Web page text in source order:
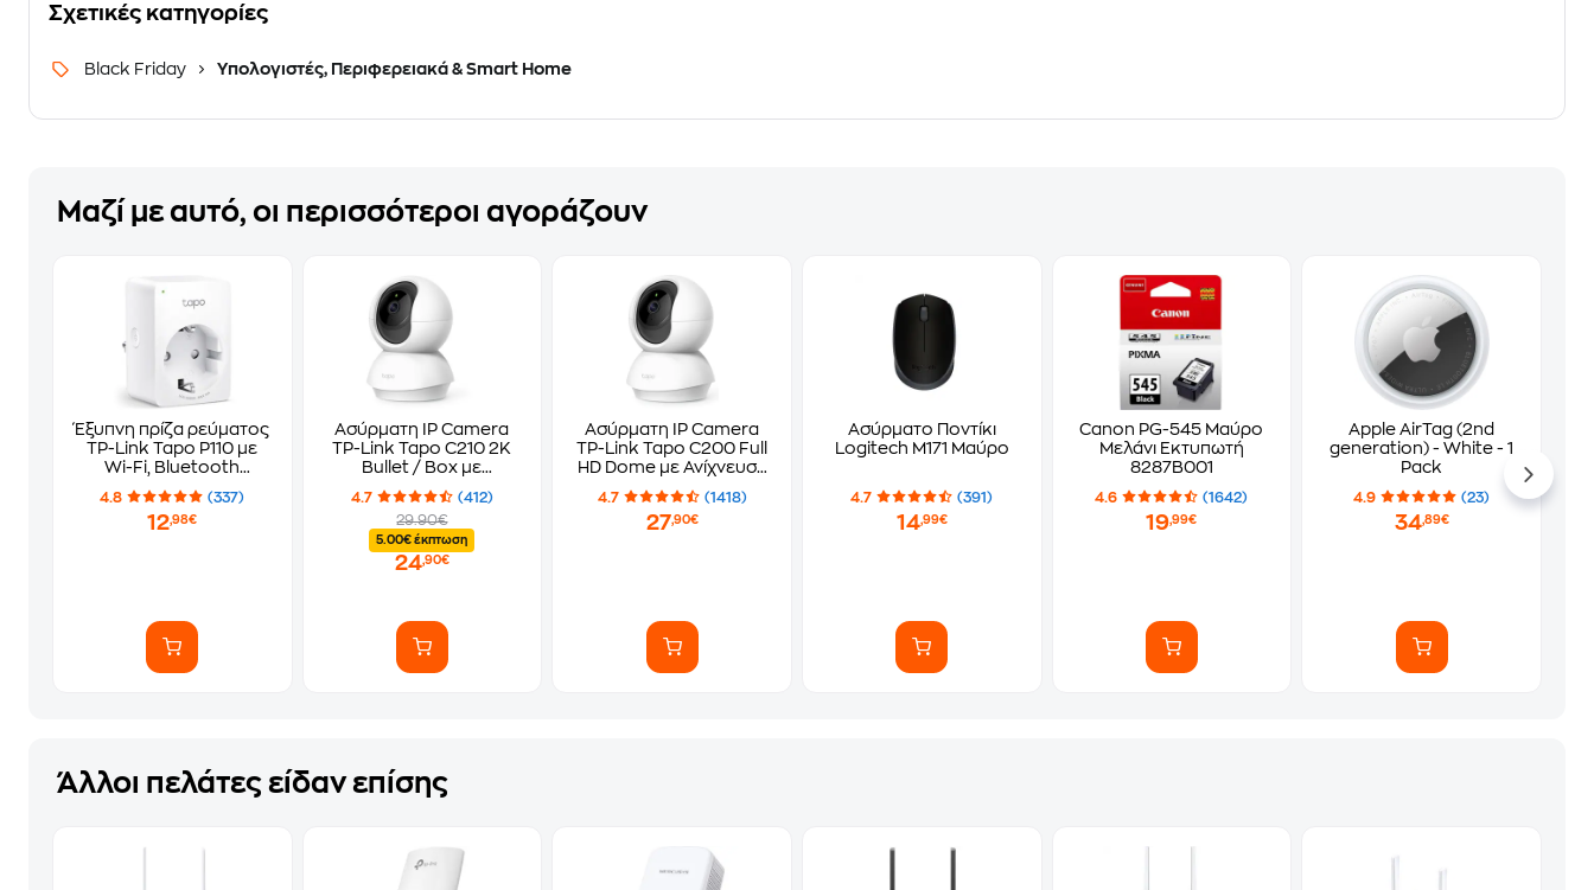
Σχετικές κατηγορίες
Black Friday Υπολογιστές, Περιφερειακά & Smart Home
Μαζί με αυτό, οι περισσότεροι αγοράζουν
Έξυπνη πρίζα ρεύματος
TP-Link Tapo P110 με
Wi-Fi, Bluetooth
4.8 (337)
12,98€
Ασύρματη IP Camera
TP-Link Tapo C210 2K
Bullet / Box με
4.7
(412)
29.90€
5.00€ έκπτωση
24,90€
Ασύρματη IP Camera
TP-Link Tapo C200 Full
HD Dome με Ανίχνευση
4.7 (1418)
27,90€
Ασύρματο Ποντίκι
Logitech M171 Μαύρο
4.7 (391)
14,99€
Canon PG-545 Μαύρο
Μελάνι Εκτυπωτή
8287B001
4.6 (1642)
19,99€
Apple AirTag (2nd
generation) - White - 1
Pack
4.9 (23)
34,89€
Άλλοι πελάτες είδαν επίσης